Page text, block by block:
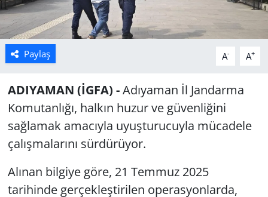
Paylaş A- A+
ADIYAMAN (İGFA) -Adıyaman İl Jandarma
Komutanlığı, halkın huzur ve güvenliğini
sağlamak amacıyla uyuşturucuyla mücadele
çalışmalarını sürdürüyor.
Alınan bilgiye göre, 21 Temmuz 2025
tarihinde gerçekleştirilen operasyonlarda,